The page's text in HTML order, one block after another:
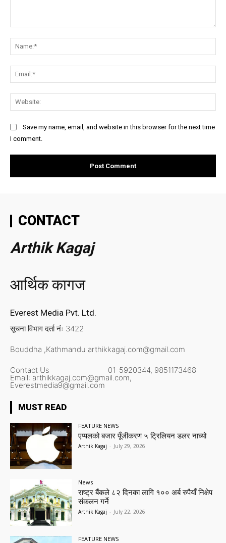
Save my name, email, and website in this browser for the next time
I comment.
CONTACT
Arthik Kagaj
आर्थिक कागज
Everest Media Pvt. Ltd.
सूचना विभाग दर्ता नंः 3422
Bouddha ,Kathmandu arthikkagaj.com@gmail.com
Contact Us 01-5920344, 9851173468
Email: arthikkagaj.com@gmail.com,
Everestmedia9@gmail.com
MUST READ
FEATURE NEWS
एप्पलको बजार पूँजीकरण ५ ट्रिलियन डलर नाघ्यो
Arthik Kagaj - July 29, 2026
News
राष्ट्र बैंकले ८२ दिनका लागि १०० अर्ब रुपैयाँ निक्षेप
संकलन गर्ने
Arthik Kagaj - July 22, 2026
FEATURE NEWS